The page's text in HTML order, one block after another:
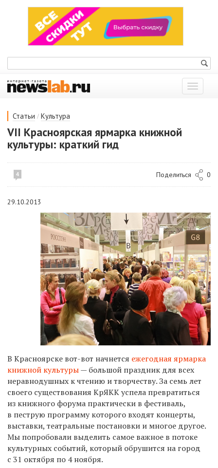
Показать
меню
Статьи / Культура
VII Красноярская ярмарка книжной
культуры: краткий гид
4 Поделиться 0
29.10.2013
В Красноярске вот-вот начнется ежегодная ярмарка
книжной культуры— большой праздник для всех
неравнодушных к чтению и творчеству. За семь лет
своего существования КрЯКК успела превратиться
из книжного форума практически в фестиваль,
в пеструю программу которого входят концерты,
выставки, театральные постановки и многое другое.
Мы попробовали выделить самое важное в потоке
культурных событий, который обрушится на город
с 31 октября по 4 ноября.